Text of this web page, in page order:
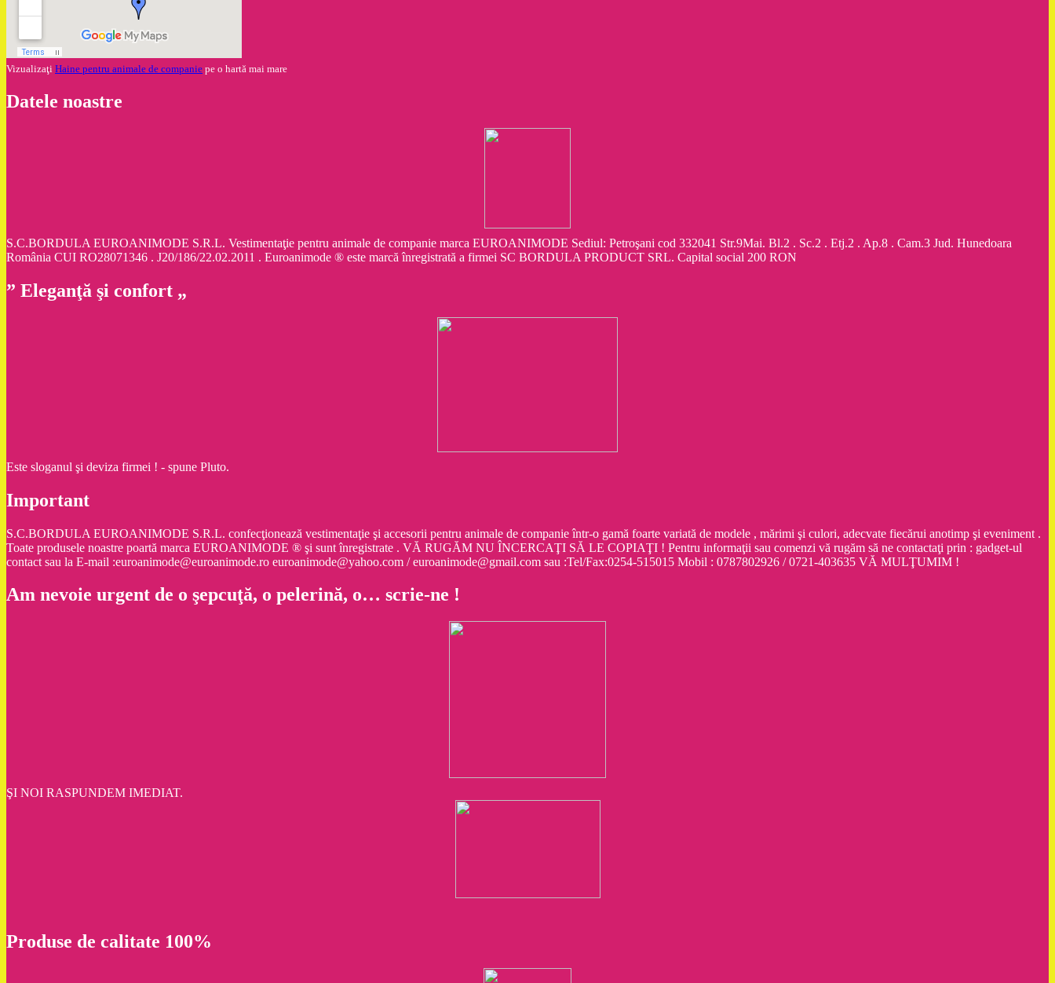
Vizualizaţi Haine pentru animale de companie pe o hartă mai mare
Datele noastre
S.C.BORDULA EUROANIMODE S.R.L. Vestimentaţie pentru animale de companie marca EUROANIMODE Sediul: Petroşani cod 332041 Str.9Mai. Bl.2 . Sc.2 . Etj.2 . Ap.8 . Cam.3 Jud. Hunedoara
România CUI RO28071346 . J20/186/22.02.2011 . Euroanimode ® este marcă înregistrată a firmei SC BORDULA PRODUCT SRL. Capital social 200 RON
” Eleganţă şi confort „
Este sloganul şi deviza firmei ! - spune Pluto.
Important
S.C.BORDULA EUROANIMODE S.R.L. confecţionează vestimentaţie şi accesorii pentru animale de companie într-o gamă foarte variată de modele , mărimi şi culori, adecvate fiecărui anotimp şi eveniment .
Toate produsele noastre poartă marca EUROANIMODE ® şi sunt înregistrate . VĂ RUGĂM NU ÎNCERCAŢI SĂ LE COPIAŢI ! Pentru informaţii sau comenzi vă rugăm să ne contactaţi prin : gadget-ul
contact sau la E-mail :euroanimode@euroanimode.ro euroanimode@yahoo.com / euroanimode@gmail.com sau :Tel/Fax:0254-515015 Mobil : 0787802926 / 0721-403635 VĂ MULŢUMIM !
Am nevoie urgent de o şepcuţă, o pelerină, o… scrie-ne !
ŞI NOI RASPUNDEM IMEDIAT.
Produse de calitate 100%